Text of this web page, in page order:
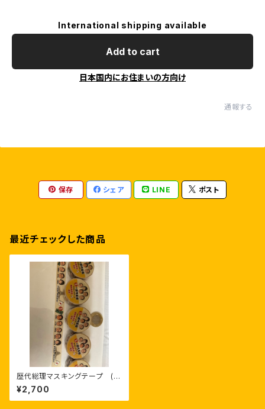
International shipping available
Add to cart
日本国内にお住まいの方向け
通報する
保存 シェア LINE ポスト
最近チェックした商品
歴代総理マスキングテープ (高
井早苗総理入り)
¥2,700